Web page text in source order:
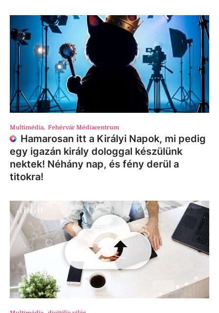
Multimédia, Fehérvár Médiacentrum
Hamarosan itt a Királyi Napok, mi pedig
egy igazán király dologgal készülünk
nektek! Néhány nap, és fény derül a
titokra!